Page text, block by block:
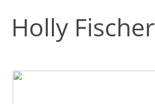
Holly Fischer